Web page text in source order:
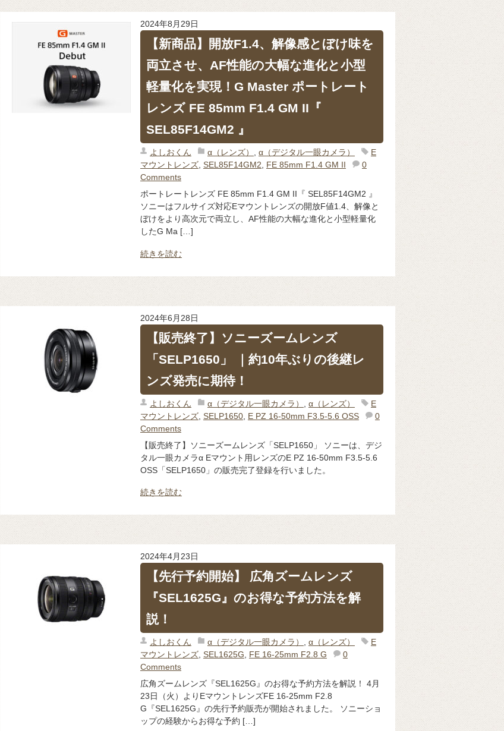
2024年8月29日
【新商品】開放F1.4、解像感とぼけ味を
両立させ、AF性能の大幅な進化と小型
軽量化を実現！G Master ポートレート
レンズ FE 85mm F1.4 GM II『
SEL85F14GM2 』
よしおくん α（レンズ） α（デジタル一眼カメラ）
E
マウントレンズ, SEL85F14GM2 FE 85mm F1.4 GM II
0
Comments
ポートレートレンズ FE 85mm F1.4 GM II『 SEL85F14GM2 』
ソニーはフルサイズ対応Eマウントレンズの開放F値1.4、解像と
ぼけをより高次元で両立し、AF性能の大幅な進化と小型軽量化
したG Ma […]
続きを読む
2024年6月28日
【販売終了】ソニーズームレンズ
「SELP1650」 ｜約10年ぶりの後継レ
ンズ発売に期待！
よしおくん α（デジタル一眼カメラ） α（レンズ）
E
マウントレンズ, SELP1650, E PZ 16-50mm F3.5-5.6 OSS
0
Comments
【販売終了】ソニーズームレンズ「SELP1650」 ソニーは、デジ
タル一眼カメラα Eマウント用レンズのE PZ 16-50mm F3.5-5.6
OSS「SELP1650」の販売完了登録を行いました。
続きを読む
2024年4月23日
【先行予約開始】 広角ズームレンズ
『SEL1625G』のお得な予約方法を解
説！
よしおくん α（デジタル一眼カメラ） , α（レンズ）
E
マウントレンズ, SEL1625G, FE 16-25mm F2.8 G
0
Comments
広角ズームレンズ『SEL1625G』のお得な予約方法を解説！ 4月
23日（火）よりEマウントレンズFE 16-25mm F2.8
G『SEL1625G』の先行予約販売が開始されました。 ソニーショ
ップの経験からお得な予約 […]